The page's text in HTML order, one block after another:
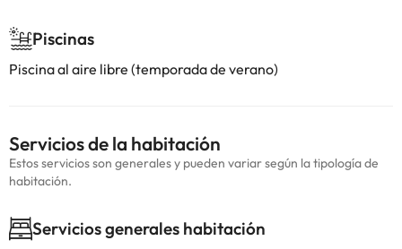
Piscinas
Piscina al aire libre (temporada de verano)
Servicios de la habitación
Estos servicios son generales y pueden variar según la tipología de
habitación.
Servicios generales habitación